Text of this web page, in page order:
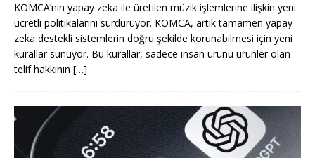
KOMCA’nın yapay zeka ile üretilen müzik işlemlerine ilişkin yeni
ücretli politikalarını sürdürüyor. KOMCA, artık tamamen yapay
zeka destekli sistemlerin doğru şekilde korunabilmesi için yeni
kurallar sunuyor. Bu kurallar, sadece insan ürünü ürünler olan
telif hakkının […]